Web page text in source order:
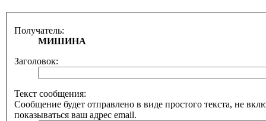
Получатель:
МИШИНА
Заголовок:
Текст сообщения:
Сообщение будет отправлено в виде простого текста, не
показываться ваш адрес email.